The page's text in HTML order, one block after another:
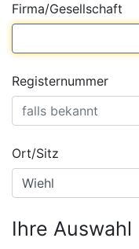
Firma/Gesellschaft
Registernummer
Ort/Sitz
Ihre Auswahl